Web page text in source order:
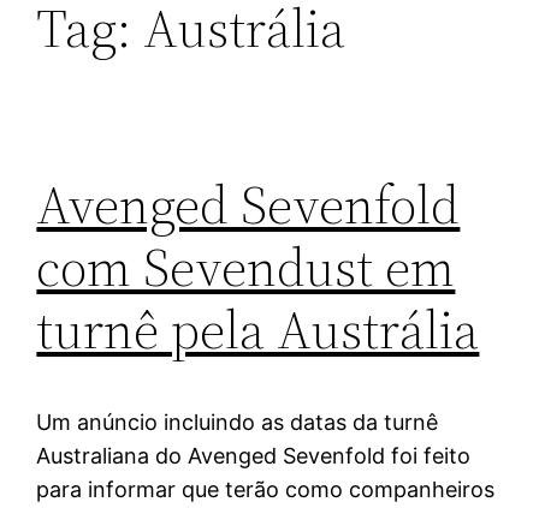
Tag: Austrália
Avenged Sevenfold
com Sevendust em
turnê pela Austrália
Um anúncio incluindo as datas da turnê
Australiana do Avenged Sevenfold foi feito
para informar que terão como companheiros